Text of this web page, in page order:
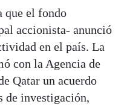
que el fondo
accionista- anunció
en el país. La
con la Agencia de
Qatar un acuerdo
de investigación,